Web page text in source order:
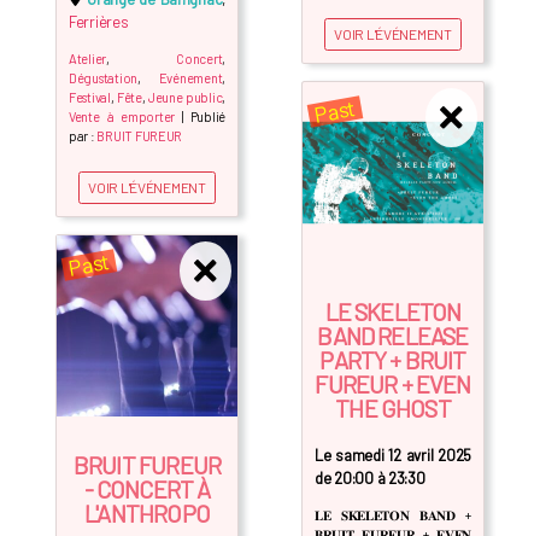
VOIR L'ÉVÉNEMENT
Ferrières
Atelier Concert,
Dégustation
Evénement,
Festival Fête, Jeune public,
Vente à emporter | Publié
par : BRUIT FUREUR
VOIR L'ÉVÉNEMENT
LE SKELETON
BAND RELEASE
PARTY + BRUIT
FUREUR + EVEN
THE GHOST
Le samedi 12 avril 2025
de 20:00 à 23:30
𝐋𝐄 𝐒𝐊𝐄𝐋𝐄𝐓𝐎𝐍 𝐁𝐀𝐍𝐃 +
Past
BRUIT FUREUR
- CONCERT À
L'ANTHROPO
Past